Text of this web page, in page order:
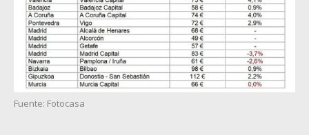
Fuente: Fotocasa